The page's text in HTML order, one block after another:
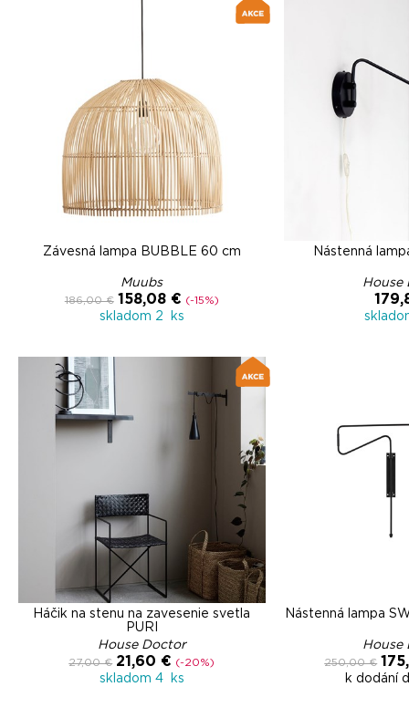
Závesná lampa BUBBLE 60 cm
Muubs
186,00 € 158,08 € (-15%)
skladom 2 ks
Nástenná
House
Háčik na stenu na zavesenie svetla
PURI
House Doctor
27,00 € 21,60 € (-20%)
skladom 4 ks
Nástenná lampa
House
250,00 €
k dodání